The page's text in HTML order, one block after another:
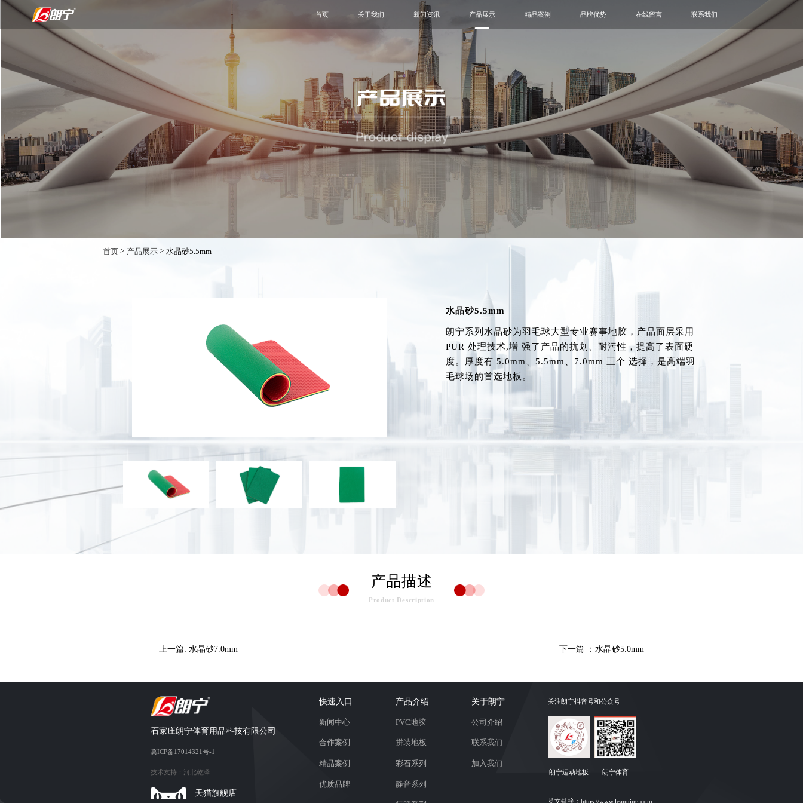
首页 关于我们 新闻资讯 产品展示 精品案例 品牌优势 在线留言 联系我们
首页 > 产品展示 > 水晶砂5.5mm
水晶砂5.5mm
朗宁系列水晶砂为羽毛球大型专业赛事地胶，产品面层采用
PUR 处理技术,增 强了产品的抗划、耐污性，提高了表面硬
度。厚度有 5.0mm、5.5mm、7.0mm 三个 选择，是高端羽
毛球场的首选地板。
产品描述
Product Description
上一篇: 水晶砂7.0mm 下一篇 ：水晶砂5.0mm
石家庄朗宁体育用品科技有限公司
冀ICP备17014321号-1
技术支持： 河北乾泽
天猫旗舰店
快速入口
新闻中心
合作案例
精品案例
优质品牌
产品介绍
PVC地胶
拼装地板
彩石系列
静音系列
关于朗宁
公司介绍
联系我们
加入我们
关注朗宁抖音号和公众号
朗宁运动地板 朗宁体育
英文链接： https://www.leanning.com